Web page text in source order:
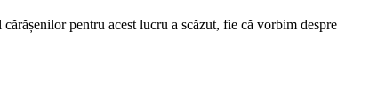
pentru acest lucru a scăzut, fie că vorbim despre